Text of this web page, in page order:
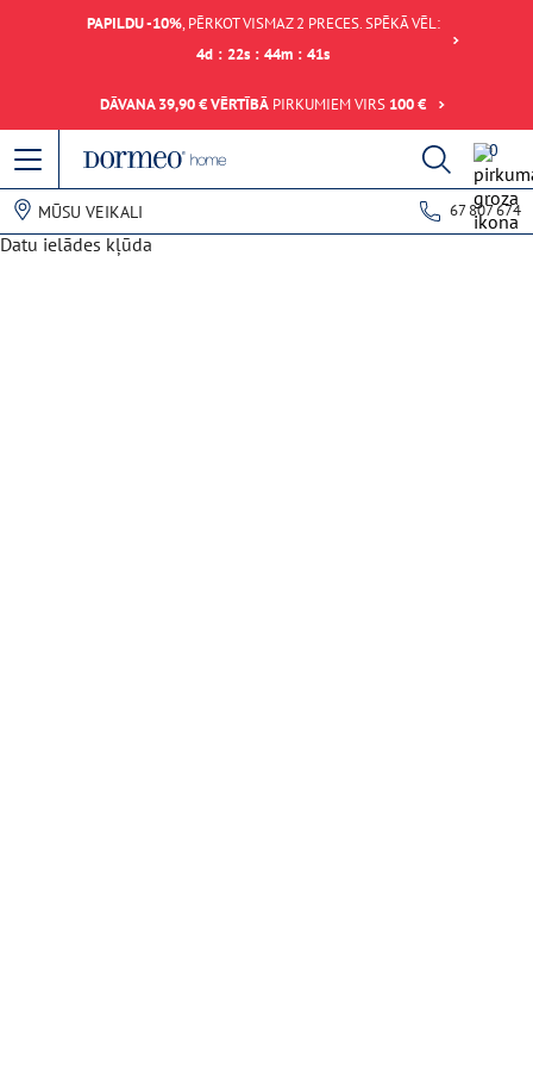
PAPILDU -10%, PĒRKOT VISMAZ 2 PRECES. SPĒKĀ VĒL:
4d : 22s : 44m : 41s
DĀVANA 39,90 € VĒRTĪBĀ PIRKUMIEM VIRS 100 €
0
MŪSU VEIKALI 67 807 674
Datu ielādes kļūda